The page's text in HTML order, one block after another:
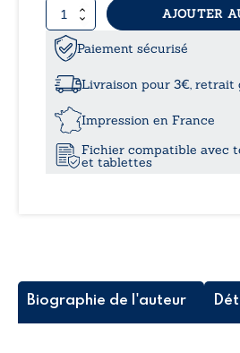
quantité
de
La
est
vie
AJOUTER
Paiement sécurisé
Livraison pour 3€,
Impression en France
Fichier compatible avec
et tablettes
Biographie de l'auteur